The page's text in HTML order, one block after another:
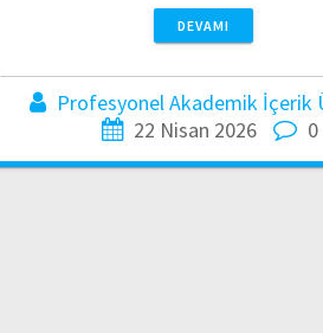
DEVAMI
Profesyonel Akademik İçerik
22 Nisan 2026
0